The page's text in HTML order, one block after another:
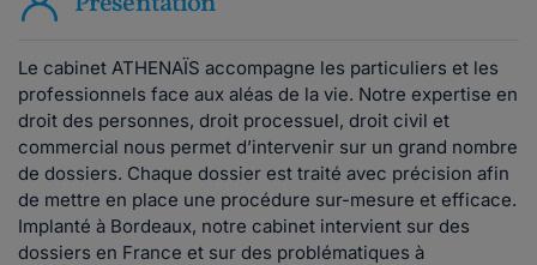
Le cabinet ATHENAÏS accompagne les particuliers et les
professionnels face aux aléas de la vie. Notre expertise en
droit des personnes, droit processuel, droit civil et
commercial nous permet d’intervenir sur un grand nombre
de dossiers. Chaque dossier est traité avec précision afin
de mettre en place une procédure sur-mesure et efficace.
Implanté à Bordeaux, notre cabinet intervient sur des
dossiers en France et sur des problématiques à